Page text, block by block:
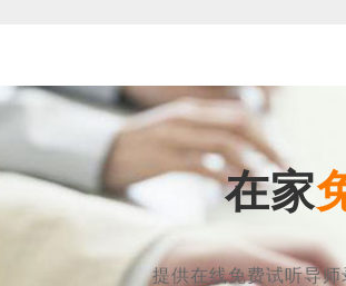
在家
提供在线免费试听导